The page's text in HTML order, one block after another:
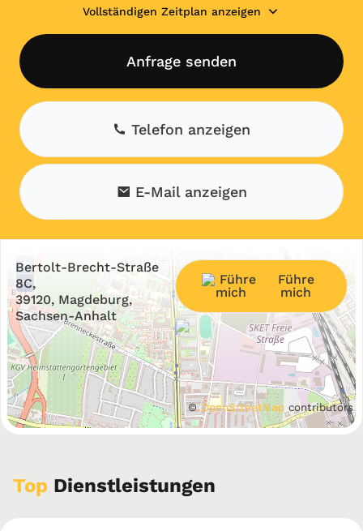
Vollständigen Zeitplan anzeigen
Anfrage senden
Telefon anzeigen
E-Mail anzeigen
+
−
©OpenStreetMap contributors
Bertolt-Brecht-Straße
8C,
39120, Magdeburg,
Sachsen-Anhalt
Führe
mich
Top Dienstleistungen